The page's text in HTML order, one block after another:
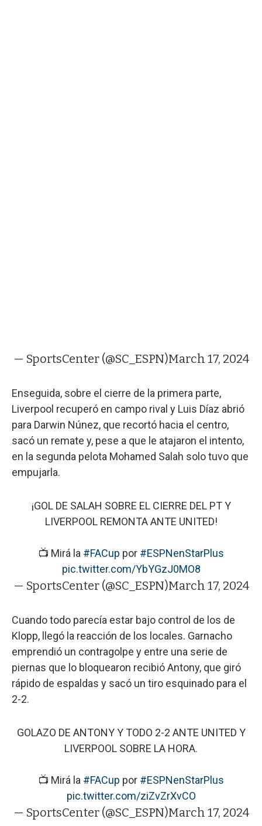
— SportsCenter (@SC_ESPN)March 17, 2024
Enseguida, sobre el cierre de la primera parte,
Liverpool recuperó en campo rival y Luis Díaz abrió
para Darwin Núnez, que recortó hacia el centro,
sacó un remate y, pese a que le atajaron el intento,
en la segunda pelota Mohamed Salah solo tuvo que
empujarla.
¡GOL DE SALAH SOBRE EL CIERRE DEL PT Y
LIVERPOOL REMONTA ANTE UNITED!
📺 Mirá la #FACup por #ESPNenStarPlus
pic.twitter.com/YbYGzJ0MO8
— SportsCenter (@SC_ESPN)March 17, 2024
Cuando todo parecía estar bajo control de los de
Klopp, llegó la reacción de los locales. Garnacho
emprendió un contragolpe y entre una serie de
piernas que lo bloquearon recibió Antony, que giró
rápido de espaldas y sacó un tiro esquinado para el
2-2.
GOLAZO DE ANTONY Y TODO 2-2 ANTE UNITED Y
LIVERPOOL SOBRE LA HORA.
📺 Mirá la #FACup por #ESPNenStarPlus
pic.twitter.com/ziZvZrXvCO
— SportsCenter (@SC_ESPN)March 17, 2024